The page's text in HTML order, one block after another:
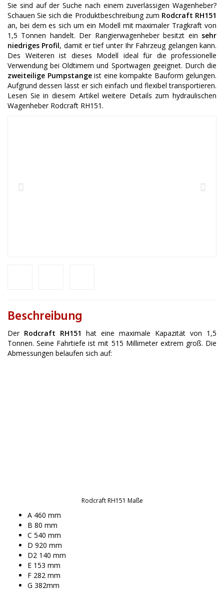
Sie sind auf der Suche nach einem zuverlässigen Wagenheber?
Schauen Sie sich die Produktbeschreibung zum Rodcraft RH151
an, bei dem es sich um ein Modell mit maximaler Tragkraft von
1,5 Tonnen handelt. Der Rangierwagenheber besitzt ein sehr
niedriges Profil, damit er tief unter Ihr Fahrzeug gelangen kann.
Des Weiteren ist dieses Modell ideal für die professionelle
Verwendung bei Oldtimern und Sportwagen geeignet. Durch die
zweiteilige Pumpstangeist eine kompakte Bauform gelungen.
Aufgrund dessen lässt er sich einfach und flexibel transportieren.
Lesen Sie in diesem Artikel weitere Details zum hydraulischen
Wagenheber Rodcraft RH151.
Beschreibung
Der Rodcraft RH151 hat eine maximale Kapazität von 1,5
Tonnen. Seine Fahrtiefe ist mit 515 Millimeter extrem groß. Die
Abmessungen belaufen sich auf:
Rodcraft RH151 Maße
A 460 mm
B 80 mm
C 540 mm
D 920 mm
D2 140 mm
E 153 mm
F 282 mm
G 382mm